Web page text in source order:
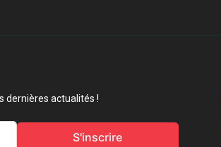
dernières actualités !
S'inscrire